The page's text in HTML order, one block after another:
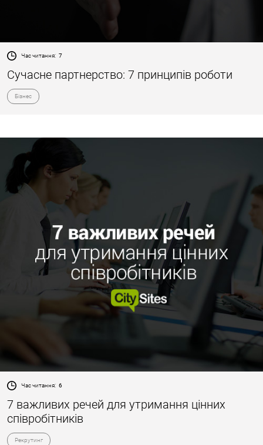
Час читання: 7
Сучасне партнерство: 7 принципів роботи
Бізнес
Час читання: 6
7 важливих речей для утримання цінних
співробітників
Рекрутинг